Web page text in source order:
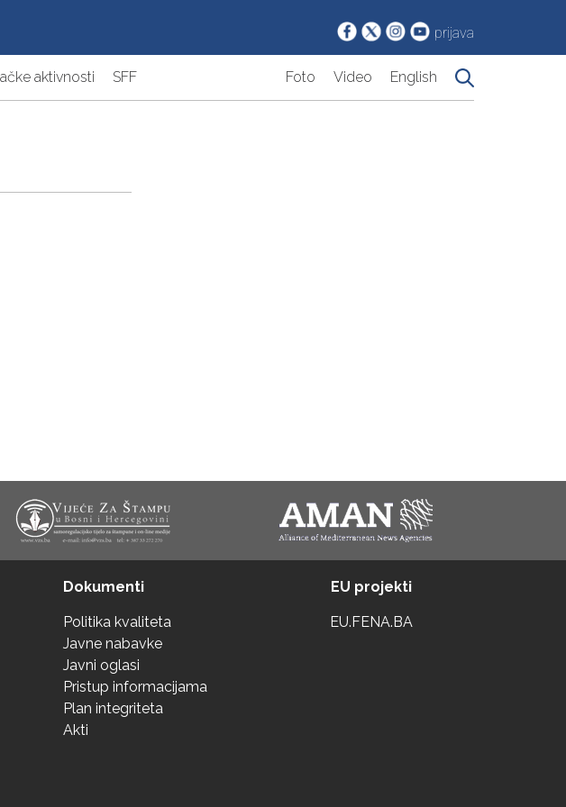
prijava
aktivnosti SFF Foto Video English
Dokumenti
Politika kvaliteta
Javne nabavke
Javni oglasi
Pristup informacijama
Plan integriteta
Akti
EU projekti
EU.FENA.BA